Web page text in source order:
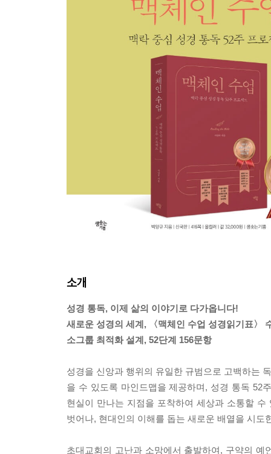
소개
성경 통독, 이제 삶의 이야기로 다가옵니다!
새로운 성경의 세계, 〈맥체인 수업 성경읽기표〉
소그룹 최적화 설계, 52단계 156문항
성경을 신앙과 행위의 유일한 규범으로 고백하는
을 수 있도록 마인드맵을 제공하며, 성경 통독 52
현실이 만나는 지점을 포착하여 세상과 소통할
벗어나, 현대인의 이해를 돕는 새로운 배열을 시
초대교회의 고난과 소망에서 출발하여, 구약의